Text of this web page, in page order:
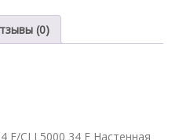
(0)
E/CLL5000 34 E Настенная